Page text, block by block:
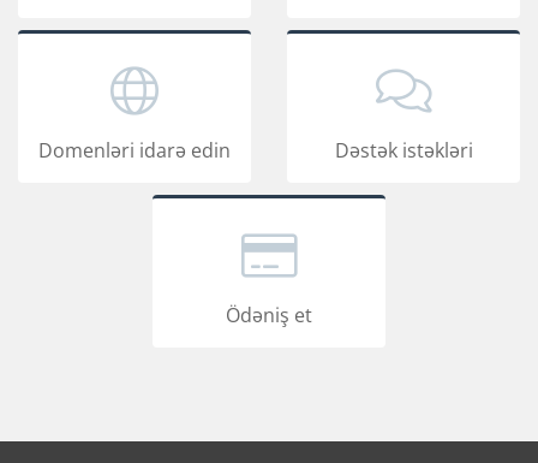
Domenləri idarə edin Dəstək istəkləri
Ödəniş et